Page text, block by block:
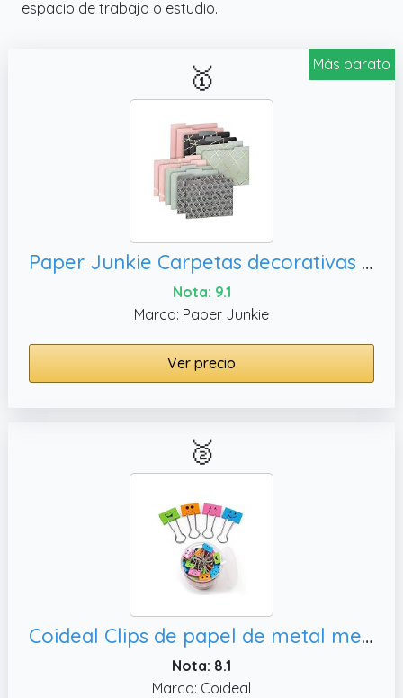
espacio de trabajo o estudio.
Más barato
🥇
Paper Junkie Carpetas decorativas para archivos, paquete de 12 – Bonitos detalles geométricos y lámina dorada de 1/3 pestaña – Carpetas de colores bonitos para
Nota: 9.1
Marca: Paper Junkie
Ver precio
🥈
Coideal Clips de papel de metal medio, clip organizador para oficina o hogar (25 mm)
Nota: 8.1
Marca: Coideal